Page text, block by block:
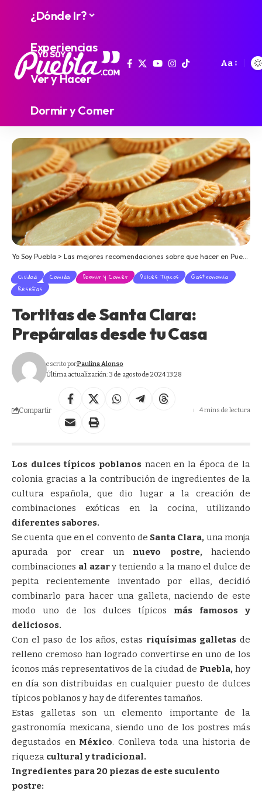
¿Dónde Ir?
Experiencias
Ver y Hacer
Dormir y Comer
Aa
Yo Soy Puebla > Las mejores recomendaciones sobre que hacer en Puebla
Ciudad Comida Dormir y Comer Dulces Típicos
Gastronomía
Reseñas
Tortitas de Santa Clara:
Prepáralas desde tu Casa
Última actualización: 3 de agosto de 2024 13:28
escrito porPaulina Alonso
Compartir 4 mins de lectura
Los dulces típicos poblanos nacen en la época de la
colonia gracias a la contribución de ingredientes de la
cultura española, que dio lugar a la creación de
combinaciones exóticas en la cocina, utilizando
diferentes sabores.
Se cuenta que en el convento de Santa Clara, una monja
apurada por crear un nuevo postre,haciendo
combinaciones al azary teniendo a la mano el dulce de
pepita recientemente inventado por ellas, decidió
combinarlo para hacer una galleta, naciendo de este
modo uno de los dulces típicos más famosos y
deliciosos.
Con el paso de los años, estas riquísimas galletas de
relleno cremoso han logrado convertirse en uno de los
íconos más representativos de la ciudad de Puebla, hoy
en día son distribuidas en cualquier puesto de dulces
típicos poblanos y hay de diferentes tamaños.
Estas galletas son un elemento importante de la
gastronomía mexicana, siendo uno de los postres más
degustados en México. Conlleva toda una historia de
riqueza cultural y tradicional.
Ingredientes para 20 piezas de este suculento
postre: